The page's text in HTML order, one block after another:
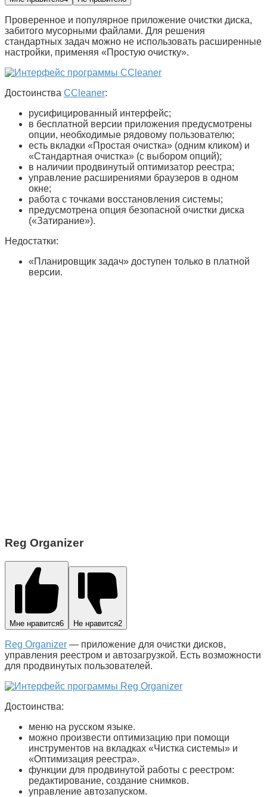
Проверенное и популярное приложение очистки диска,
забитого мусорными файлами. Для решения
стандартных задач можно не использовать расширенные
настройки, применяя «Простую очистку».
Достоинства CCleaner:
русифицированный интерфейс;
в бесплатной версии приложения предусмотрены
опции, необходимые рядовому пользователю;
есть вкладки «Простая очистка» (одним кликом) и
«Стандартная очистка» (с выбором опций);
в наличии продвинутый оптимизатор реестра;
управление расширениями браузеров в одном
окне;
работа с точками восстановления системы;
предусмотрена опция безопасной очистки диска
(«Затирание»).
Недостатки:
«Планировщик задач» доступен только в платной
версии.
Reg Organizer
Мне нравится6 Не нравится2
Reg Organizer — приложение для очистки дисков,
управления реестром и автозагрузкой. Есть возможности
для продвинутых пользователей.
Достоинства:
меню на русском языке.
можно произвести оптимизацию при помощи
инструментов на вкладках «Чистка системы» и
«Оптимизация реестра».
функции для продвинутой работы с реестром:
редактирование, создание снимков.
управление автозапуском.